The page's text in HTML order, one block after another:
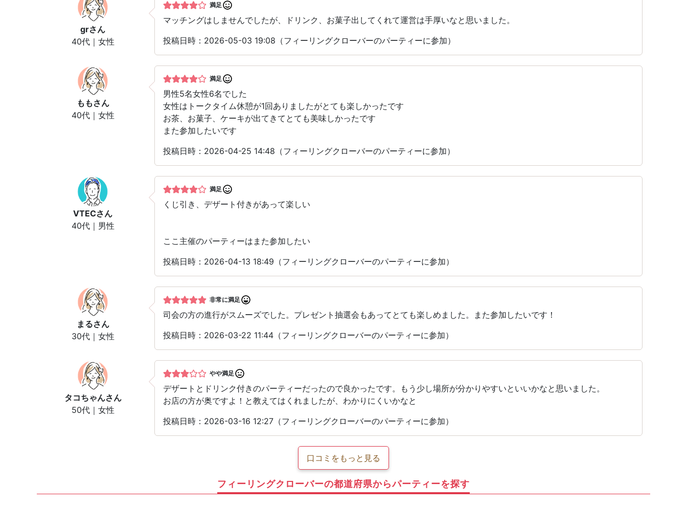
grさん
40代｜女性
満足
マッチングはしませんでしたが、ドリンク、お菓子出してくれて運営は手厚いなと思いました。
投稿日時：2026-05-03 19:08（フィーリングクローバーのパーティーに参加）
もも さん
40代｜女性
満足
男性5名女性6名でした
女性はトークタイム休憩が1回ありましたがとても楽しかったです
お茶、お菓子、ケーキが出てきてとても美味しかったです
また参加したいです
投稿日時：2026-04-25 14:48（フィーリングクローバーのパーティーに参加）
VTECさん
40代｜男性
満足
くじ引き、デザート付きがあって楽しい
ここ主催のパーティーはまた参加したい
投稿日時：2026-04-13 18:49（フィーリングクローバーのパーティーに参加）
まるさん
30代｜女性
非常に満足
司会の方の進行がスムーズでした。プレゼント抽選会もあってとても楽しめました。また参加したいです！
投稿日時：2026-03-22 11:44（フィーリングクローバーのパーティーに参加）
タコちゃんさん
50代｜女性
やや満足
デザートとドリンク付きのパーティーだったので良かったです。もう少し場所が分かりやすいといいかなと思いました。
お店の方が奥ですよ！と教えてはくれましたが、わかりにくいかなと
投稿日時：2026-03-16 12:27（フィーリングクローバーのパーティーに参加）
口コミをもっと見る
フィーリングクローバーの都道府県からパーティーを探す